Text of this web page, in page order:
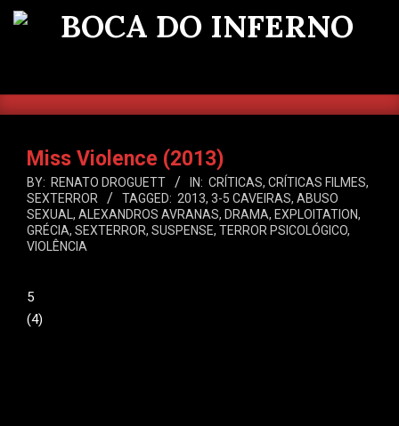
Skip
DO
INFERNO
MenuMiss Violence (2013)
BY: RENATO DROGUETT IN: CRÍTICAS, CRÍTICAS FILMES,
SEXTERROR
TAGGED: 2013, 3-5 CAVEIRAS, ABUSO
SEXUAL , ALEXANDROS AVRANAS, DRAMA, EXPLOITATION,
GRÉCIA, SEXTERROR, SUSPENSE, TERROR PSICOLÓGICO,
VIOLÊNCIA
5
(4)